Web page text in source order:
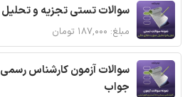
سوالات تستی تجزیه و
مبلغ: ۱۸۷,۰۰۰ تومان
سوالات آزمون کارشناس رسمی
جواب